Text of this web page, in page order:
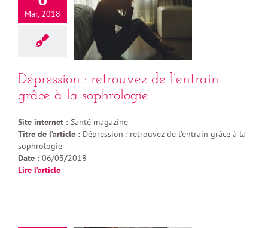
Mar, 2018
Dépression : retrouvez de l’entrain
grâce à la sophrologie
Site internet : Santé magazine
Titre de l’article : Dépression : retrouvez de l’entrain grâce à la
sophrologie
Date : 06/03/2018
Lire l’article